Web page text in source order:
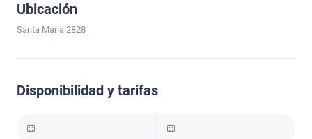
Ubicación
Santa Maria 2828
Disponibilidad y tarifas